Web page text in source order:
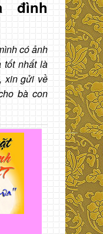
đình
có ảnh
tốt nhất là
xin gửi về
bà con